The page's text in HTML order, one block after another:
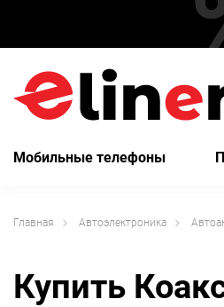
Мобильные телефоны
Главная Автоэлектроника
Купить